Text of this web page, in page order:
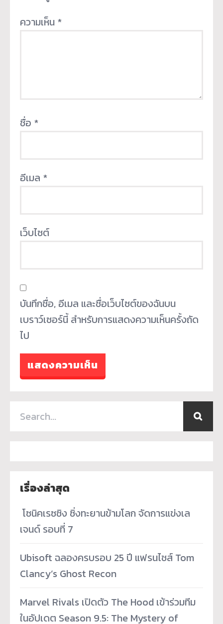
ความเห็น *
ชื่อ *
อีเมล *
เว็บไซต์
บันทึกชื่อ, อีเมล และชื่อเว็บไซต์ของฉันบน
เบราว์เซอร์นี้ สำหรับการแสดงความเห็นครั้งถัด
ไป
เรื่องล่าสุด
­ โซนิคเรซซิง ซิ่งทะยานข้ามโลก จัดการแข่งเล
เจนด์ รอบที่ 7
Ubisoft ฉลองครบรอบ 25 ปี แฟรนไชส์ Tom
Clancy’s Ghost Recon
Marvel Rivals เปิดตัว The Hood เข้าร่วมทีม
ในอัปเดต Season 9.5: The Mystery of